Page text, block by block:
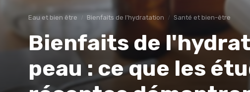
Eau et bien être Bienfaits de l'hydratation Santé et bien-être
Bienfaits de
peau : ce que les